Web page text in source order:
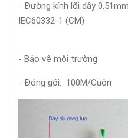
- Đường kính lõi dây
IEC60332-1 (CM)
- Bảo vệ môi trường
- Đóng gói: 100M/Cuộn